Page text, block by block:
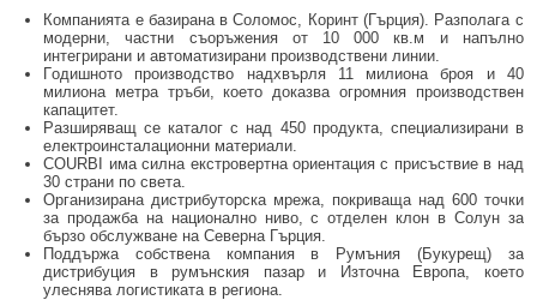
Компанията е базирана в Соломос, Коринт (Гърция). Разполага с
модерни, частни съоръжения от 10 000 кв.м и напълно
интегрирани и автоматизирани производствени линии.
Годишното производство надхвърля 11 милиона броя и 40
милиона метра тръби, което доказва огромния производствен
капацитет.
Разширяващ се каталог с над 450 продукта, специализирани в
електроинсталационни материали.
COURBI има силна екстровертна ориентация с присъствие в над
30 страни по света.
Организирана дистрибуторска мрежа, покриваща над 600 точки
за продажба на национално ниво, с отделен клон в Солун за
бързо обслужване на Северна Гърция.
Поддържа собствена компания в Румъния (Букурещ) за
дистрибуция в румънския пазар и Източна Европа, което
улеснява логистиката в региона.